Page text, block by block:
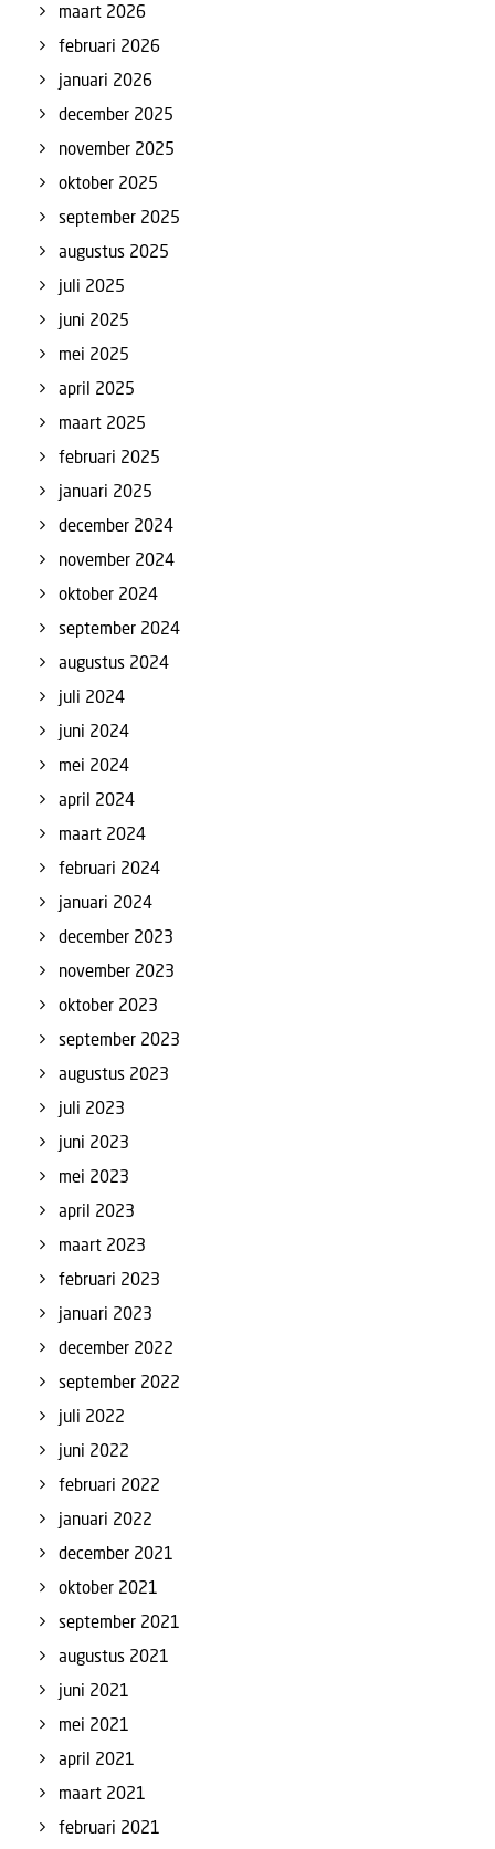
maart 2026
februari 2026
januari 2026
december 2025
november 2025
oktober 2025
september 2025
augustus 2025
juli 2025
juni 2025
mei 2025
april 2025
maart 2025
februari 2025
januari 2025
december 2024
november 2024
oktober 2024
september 2024
augustus 2024
juli 2024
juni 2024
mei 2024
april 2024
maart 2024
februari 2024
januari 2024
december 2023
november 2023
oktober 2023
september 2023
augustus 2023
juli 2023
juni 2023
mei 2023
april 2023
maart 2023
februari 2023
januari 2023
december 2022
september 2022
juli 2022
juni 2022
februari 2022
januari 2022
december 2021
oktober 2021
september 2021
augustus 2021
juni 2021
mei 2021
april 2021
maart 2021
februari 2021